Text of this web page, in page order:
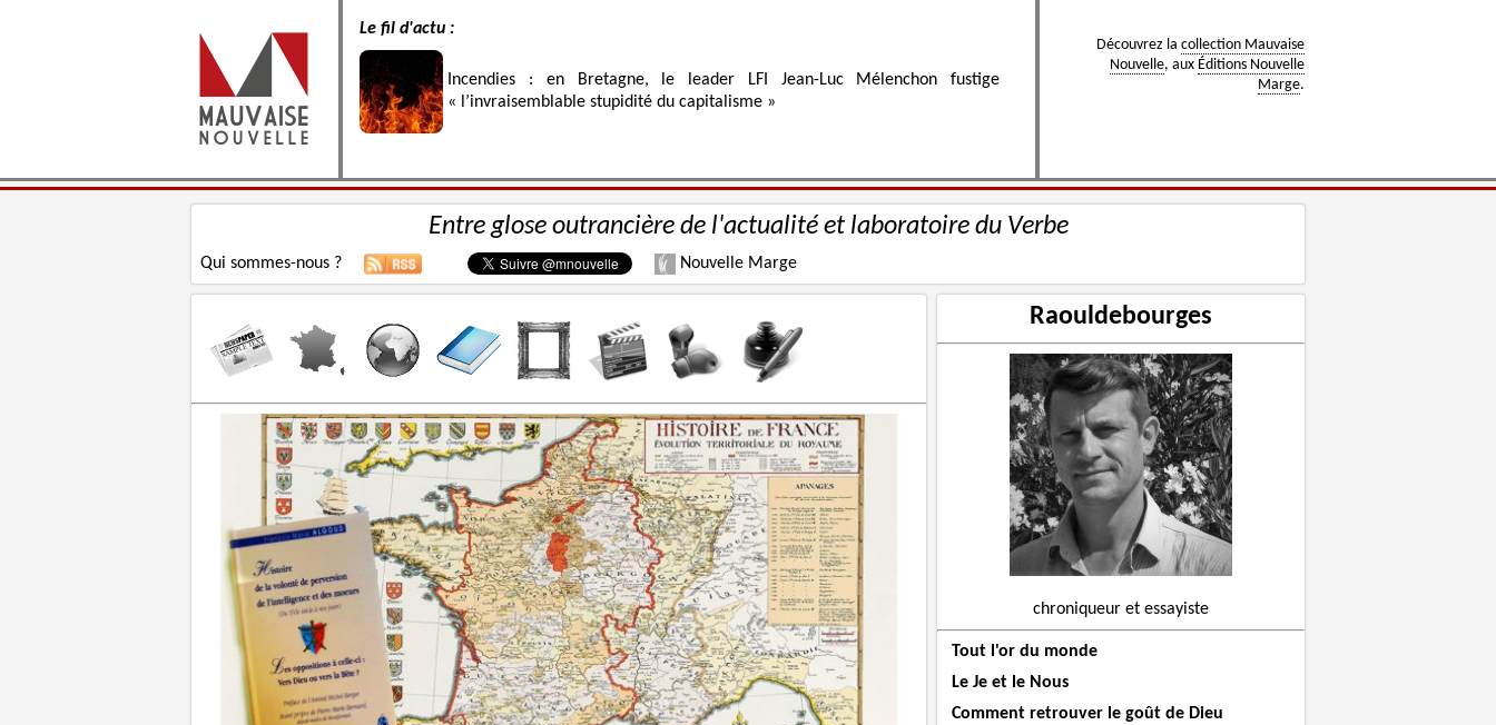
Le fil d'actu :
Incendies : en Bretagne, le leader LFI Jean-Luc Mélenchon fustige
« l’invraisemblable stupidité du capitalisme »
Découvrez la collection Mauvaise
Nouvelle, aux Éditions Nouvelle
Marge.
Entre glose outrancière de l'actualité et laboratoire du Verbe
Qui sommes-nous ? Nouvelle Marge
Raouldebourges
chroniqueur et essayiste
Tout l'or du monde
Le Je et le Nous
Comment retrouver le goût de Dieu